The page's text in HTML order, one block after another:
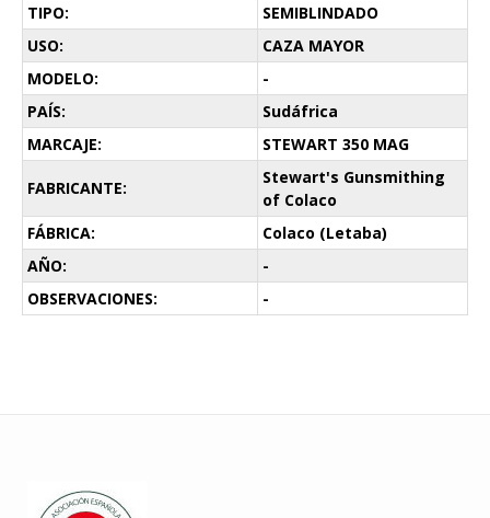
TIPO:
SEMIBLINDADO
USO:
CAZA MAYOR
MODELO:
-
PAÍS:
Sudáfrica
MARCAJE:
STEWART 350 MAG
FABRICANTE:
Stewart's Gunsmithing
of Colaco
FÁBRICA:
Colaco (Letaba)
AÑO:
-
OBSERVACIONES:
-